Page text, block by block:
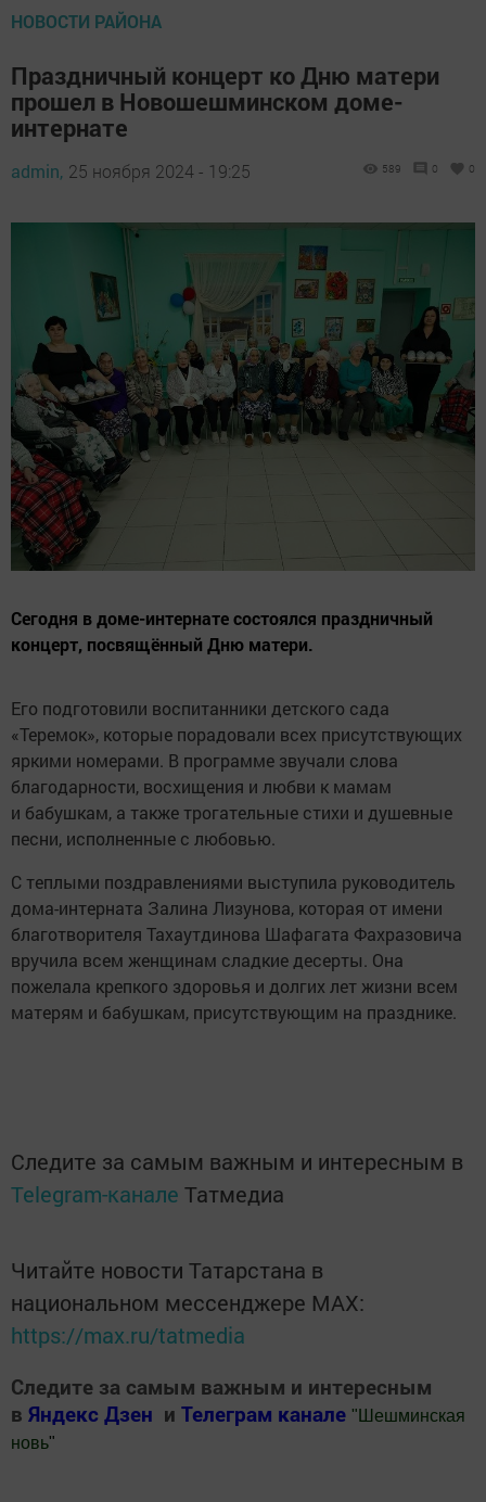
НОВОСТИ РАЙОНА
Праздничный концерт ко Дню матери
прошел в Новошешминском доме-
интернате
admin, 25 ноября 2024 - 19:25 589 0 0
Сегодня в доме-интернате состоялся праздничный
концерт, посвящённый Дню матери.
Его подготовили воспитанники детского сада
«Теремок», которые порадовали всех присутствующих
яркими номерами. В программе звучали слова
благодарности, восхищения и любви к мамам
и бабушкам, а также трогательные стихи и душевные
песни, исполненные с любовью.
С теплыми поздравлениями выступила руководитель
дома-интерната Залина Лизунова, которая от имени
благотворителя Тахаутдинова Шафагата Фахразовича
вручила всем женщинам сладкие десерты. Она
пожелала крепкого здоровья и долгих лет жизни всем
матерям и бабушкам, присутствующим на празднике.
Следите за самым важным и интересным в
Telegram-канале Татмедиа
Читайте новости Татарстана в
национальном мессенджере MАХ:
https://max.ru/tatmedia
Следите за самым важным и интересным
в Яндекс Дзен и Телеграм канале " Шешминская
новь"